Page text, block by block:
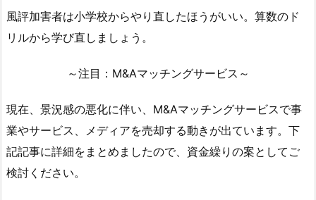
風評加害者は小学校からやり直したほうがいい。算数のド
リルから学び直しましょう。
～注目：M&Aマッチングサービス～
現在、景況感の悪化に伴い、M&Aマッチングサービスで事
業やサービス、メディアを売却する動きが出ています。下
記記事に詳細をまとめましたので、資金繰りの案としてご
検討ください。